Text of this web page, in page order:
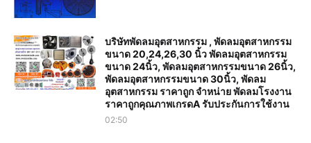
บริษัทพัดลมอุตสาหกรรม , พัดลมอุตสาหกรรม
ขนาด 20,24,26,30 นิ้ว พัดลมอุตสาหกรรม
ขนาด 24นิ้ว, พัดลมอุตสาหกรรมขนาด 26นิ้ว,
พัดลมอุตสาหกรรมขนาด 30นิ้ว, พัดลม
อุตสาหกรรม ราคาถูก จำหน่าย พัดลมโรงงาน
ราคาถูกคุณภาพเกรดA รับประกันการใช้งาน‎
02:50